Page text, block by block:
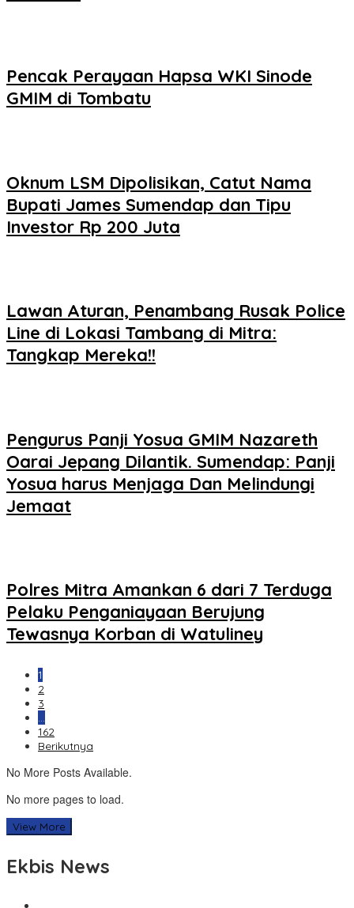
Pencak Perayaan Hapsa WKI Sinode
GMIM di Tombatu
Oknum LSM Dipolisikan, Catut Nama
Bupati James Sumendap dan Tipu
Investor Rp 200 Juta
Lawan Aturan, Penambang Rusak Police
Line di Lokasi Tambang di Mitra:
Tangkap Mereka!!
Pengurus Panji Yosua GMIM Nazareth
Oarai Jepang Dilantik. Sumendap: Panji
Yosua harus Menjaga Dan Melindungi
Jemaat
Polres Mitra Amankan 6 dari 7 Terduga
Pelaku Penganiayaan Berujung
Tewasnya Korban di Watuliney
1
2
3
…
162
Berikutnya
No More Posts Available.
No more pages to load.
View More
Ekbis News